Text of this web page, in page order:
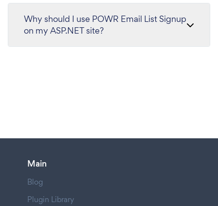
Why should I use POWR Email List Signup
on my ASP.NET site?
Main
Blog
Plugin Library